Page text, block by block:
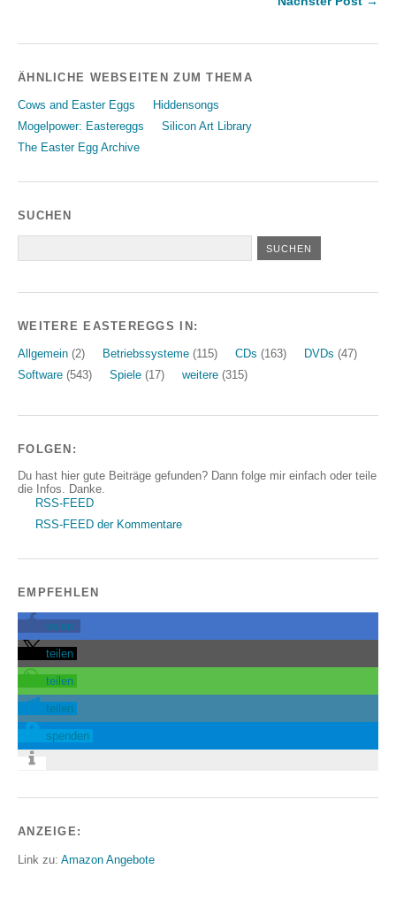
ÄHNLICHE WEBSEITEN ZUM THEMA
Cows and Easter Eggs
Hiddensongs
Mogelpower: Eastereggs
Silicon Art Library
The Easter Egg Archive
SUCHEN
WEITERE EASTEREGGS IN:
Allgemein (2) Betriebssysteme (115) CDs (163) DVDs (47)
Software (543) Spiele (17) weitere (315)
FOLGEN:
Du hast hier gute Beiträge gefunden? Dann folge mir einfach oder teile
die Infos. Danke.
RSS-FEED
RSS-FEED der Kommentare
EMPFEHLEN
teilen
teilen
teilen
teilen
spenden
ANZEIGE:
Link zu: Amazon Angebote